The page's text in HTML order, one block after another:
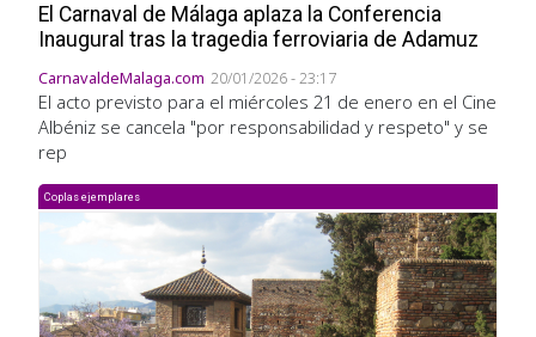
El Carnaval de Málaga aplaza la Conferencia
Inaugural tras la tragedia ferroviaria de Adamuz
CarnavaldeMalaga.com 20/01/2026 - 23:17
El acto previsto para el miércoles 21 de enero en el Cine
Albéniz se cancela "por responsabilidad y respeto" y se
rep
Coplas ejemplares